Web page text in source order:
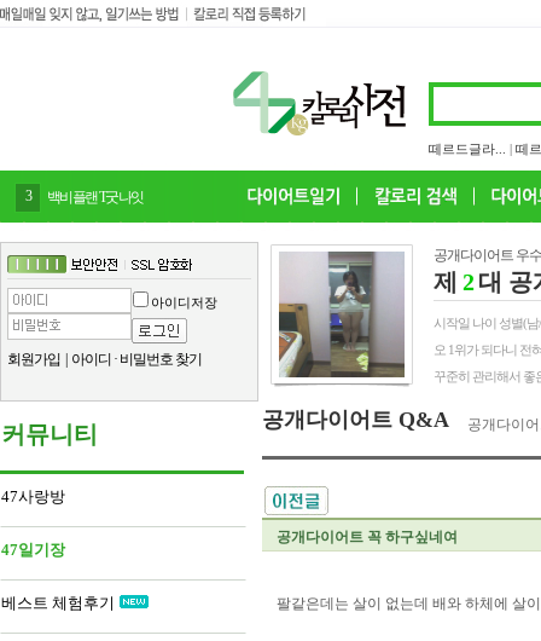
떼르드글라... 떼
4 감말랭이
아이디저장
회원가입 아이디 · 비밀번호 찾기
커뮤니티
47사랑방
47일기장
베스트 체험후기
공개다이어트 우
제 2대 공
시작일 나이 성별(남
오 1위가 되다니 전
꾸준히 관리해서 좋
공개다이어트 Q&A 공개다이
공개다이어트 꼭 하구싶네여
팔같은데는 살이 없는데 배와 하체에 살